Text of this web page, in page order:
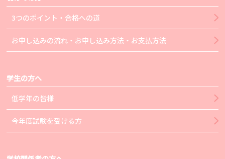
3つのポイント・合格への道
お申し込みの流れ・お申し込み方法・お支払方法
学生の方へ
低学年の皆様
今年度試験を受ける方